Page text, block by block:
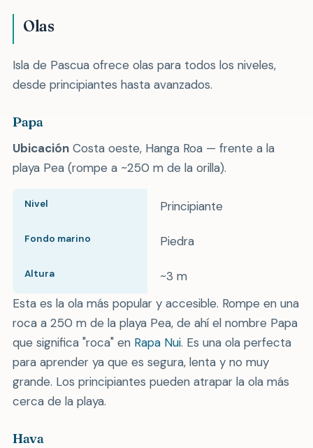
Olas
Isla de Pascua ofrece olas para todos los niveles,
desde principiantes hasta avanzados.
Papa
UbicaciónCosta oeste, Hanga Roa — frente a la
playa Pea (rompe a ~250 m de la orilla).
Nivel Principiante
Fondo marino Piedra
Altura
~3 m
Esta es la ola más popular y accesible. Rompe en una
roca a 250 m de la playa Pea, de ahí el nombre Papa
que significa "roca" en Rapa Nui. Es una ola perfecta
para aprender ya que es segura, lenta y no muy
grande. Los principiantes pueden atrapar la ola más
cerca de la playa.
Hava